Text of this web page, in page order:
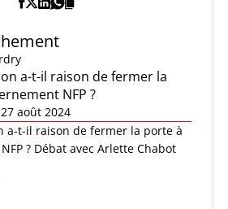
a-t-il raison de fermer la
NFP ?
août 2024
a-t-il raison de fermer la porte à
? Débat avec Arlette Chabot